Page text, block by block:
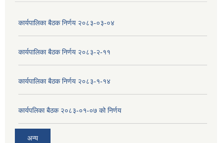
कार्यपालिका बैठक निर्णय २०८३-०३-०४
कार्यपालिका बैठक निर्णय २०८३-२-११
कार्यपालिका बैठक निर्णय २०८३-१-१४
कार्यपलिका बैठक २०८३-०१-०७ को निर्णय
अन्य